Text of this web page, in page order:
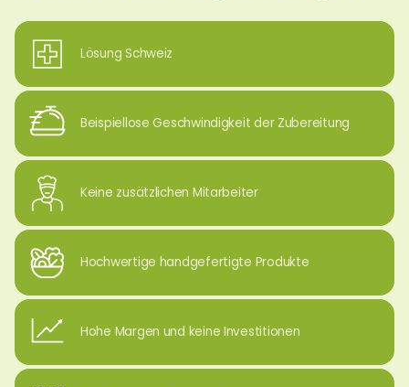
Lösung Schweiz
Beispiellose Geschwindigkeit der Zubereitung
Keine zusätzlichen Mitarbeiter
Hochwertige handgefertigte Produkte
Hohe Margen und keine Investitionen